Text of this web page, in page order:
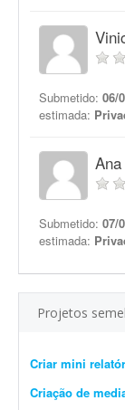
Submetido: 06/
estimada:
Submetido: 07/
estimada:
Projetos
Criar mini
Criação de